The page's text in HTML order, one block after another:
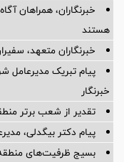
خبرنگاران، همراهان
هستند
خبرنگاران متعهد،
پیام تبریک مدیرعامل
خبرنگار
تقدیر از شعب برتر
پیام دکتر بیگدلی،
بسیج ظرفیت‌های منطقه